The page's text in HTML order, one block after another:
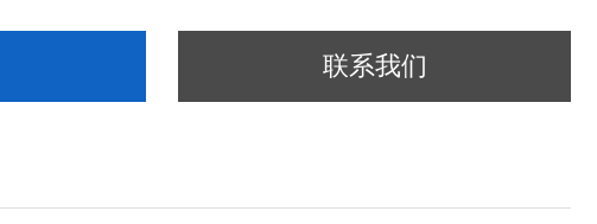
联系我们